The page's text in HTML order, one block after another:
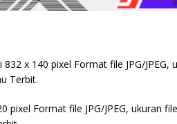
x 140 pixel Format file JPG/JPEG,
Terbit.
pixel Format file JPG/JPEG, ukuran file